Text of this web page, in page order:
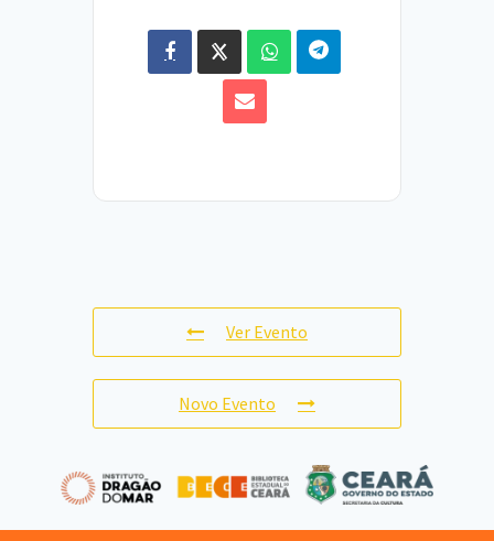
Ver Evento
Novo Evento